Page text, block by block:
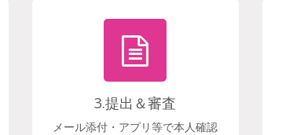
3.提出＆審査
メール添付・アプリ等で本人確認